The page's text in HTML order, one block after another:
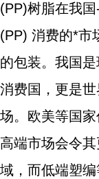
(PP)树脂在我
(PP) 消费的*市
的包装。我国
消费国，更是
场。欧美等国
高端市场会令
域，而低端塑